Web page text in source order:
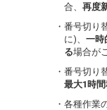
合、 再度
・番号切り
に)、 一時
る場合が
・番号切り
最大1時
・各種作業